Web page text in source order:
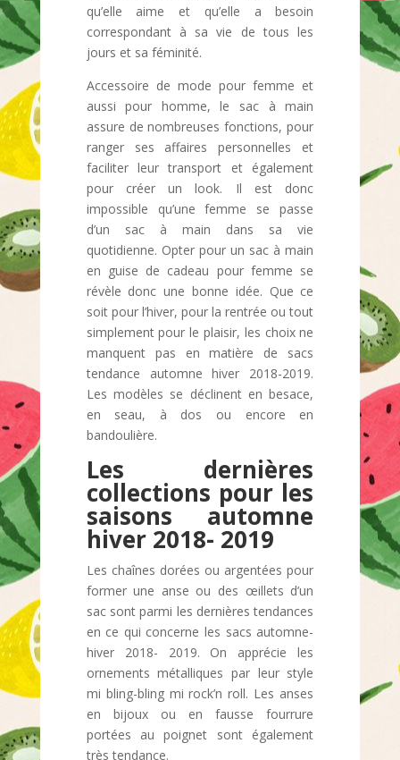
qu’elle aime et qu’elle a besoin
correspondant à sa vie de tous les
jours et sa féminité.
Accessoire de mode pour femme et
aussi pour homme, le sac à main
assure de nombreuses fonctions, pour
ranger ses affaires personnelles et
faciliter leur transport et également
pour créer un look. Il est donc
impossible qu’une femme se passe
d’un sac à main dans sa vie
quotidienne. Opter pour un sac à main
en guise de cadeau pour femme se
révèle donc une bonne idée. Que ce
soit pour l’hiver, pour la rentrée ou tout
simplement pour le plaisir, les choix ne
manquent pas en matière de sacs
tendance automne hiver 2018-2019.
Les modèles se déclinent en besace,
en seau, à dos ou encore en
bandoulière.
Les dernières
collections pour les
saisons automne
hiver 2018- 2019
Les chaînes dorées ou argentées pour
former une anse ou des œillets d’un
sac sont parmi les dernières tendances
en ce qui concerne les sacs automne-
hiver 2018- 2019. On apprécie les
ornements métalliques par leur style
mi bling-bling mi rock’n roll. Les anses
en bijoux ou en fausse fourrure
portées au poignet sont également
très tendance.